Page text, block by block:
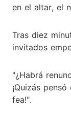
en el altar, el
Tras diez
invitados
"¿Habrá
¡Quizás
fea!".